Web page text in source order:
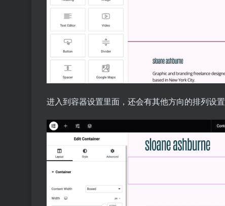
进入到容器设置里面，还会有其他方向的排列设置